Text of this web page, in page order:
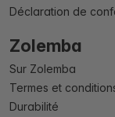
Déclaration de
Zolemba
Sur Zolemba
Termes et
Durabilité